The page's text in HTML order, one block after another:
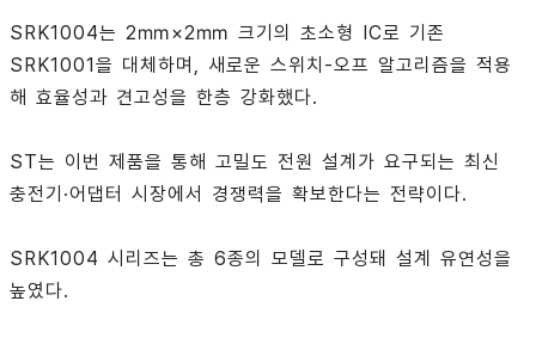
SRK1004는 2㎜×2㎜ 크기의 초소형 IC로 기존
SRK1001을 대체하며, 새로운 스위치-오프 알고리즘을 적용
해 효율성과 견고성을 한층 강화했다.
ST는 이번 제품을 통해 고밀도 전원 설계가 요구되는 최신
충전기·어댑터 시장에서 경쟁력을 확보한다는 전략이다.
SRK1004 시리즈는 총 6종의 모델로 구성돼 설계 유연성을
높였다.